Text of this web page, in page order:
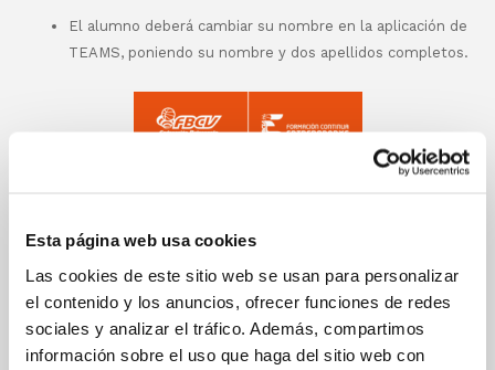
Esta página web usa cookies
Las cookies de este sitio web se usan para personalizar
el contenido y los anuncios, ofrecer funciones de redes
sociales y analizar el tráfico. Además, compartimos
información sobre el uso que haga del sitio web con
El alumno deberá cambiar su nombre en la aplicación de
TEAMS, poniendo su nombre y dos apellidos completos.